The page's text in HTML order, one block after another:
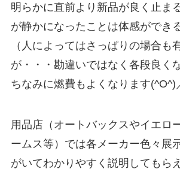
明らかに直前より新品が良く止ま
が静かになったことは体感ができ
（人によってはさっぱりの場合も
が・・・勘違いではなく各段良く
ちなみに燃費もよくなります(^O^)
用品店（オートバックスやイエロ
ームス等）では各メーカー色々展
がいてわかりやすく説明してもら